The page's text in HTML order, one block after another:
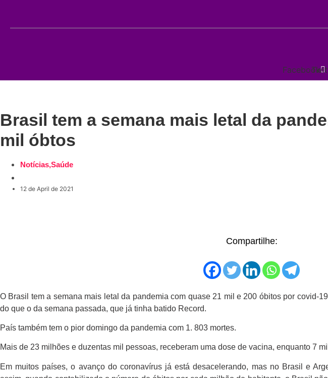
Facebook
Brasil tem a semana mais letal da
mil óbtos
Notícias,Saúde
12 de April de 2021
Compartilhe:
O Brasil tem a semana mais letal da pandemia com quase 21 mil e 200 óbitos por covid-
do que o da semana passada, que já tinha batido Record.
País também tem o pior domingo da pandemia com 1. 803 mortes.
Mais de 23 milhões e duzentas mil pessoas, receberam uma dose de vacina, enquanto 7
Em muitos países, o avanço do coronavírus já está desacelerando, mas no Brasil e